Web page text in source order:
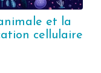
et la
cellulaire